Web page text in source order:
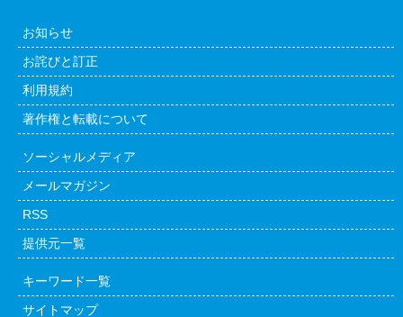
お知らせ
お詫びと訂正
利用規約
著作権と転載について
ソーシャルメディア
メールマガジン
RSS
提供元一覧
キーワード一覧
サイトマップ